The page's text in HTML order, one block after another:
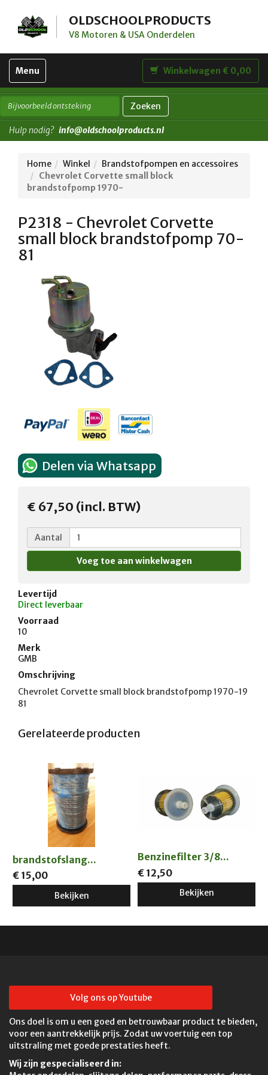
OLDSCHOOLPRODUCTS
V8 Motoren & USA Onderdelen
Toggle
navigation
Menu Winkelwagen € 0,00
Zoeken
Hulp nodig? info@oldschoolproducts.nl
Home Winkel
Brandstofpompen en accessoires
Chevrolet Corvette small block
brandstofpomp 1970-
P2318 - Chevrolet Corvette
small block brandstofpomp 70-
81
Delen via Whatsapp
€ 67,50 (incl. BTW)
Aantal
Levertijd
Direct leverbaar
Voorraad
10
Merk
GMB
Omschrijving
Chevrolet Corvette small block brandstofpomp 1970-19
81
Gerelateerde producten
brandstofslang...
€ 15,00
Bekijken
Benzinefilter 3/8...
€ 12,50
Bekijken
Volg ons op Youtube
Ons doel is om u een goed en betrouwbaar product te bieden,
voor een aantrekkelijk prijs. Zodat uw voertuig een top
uitstraling met goede prestaties heeft.
Wij zijn gespecialiseerd in: